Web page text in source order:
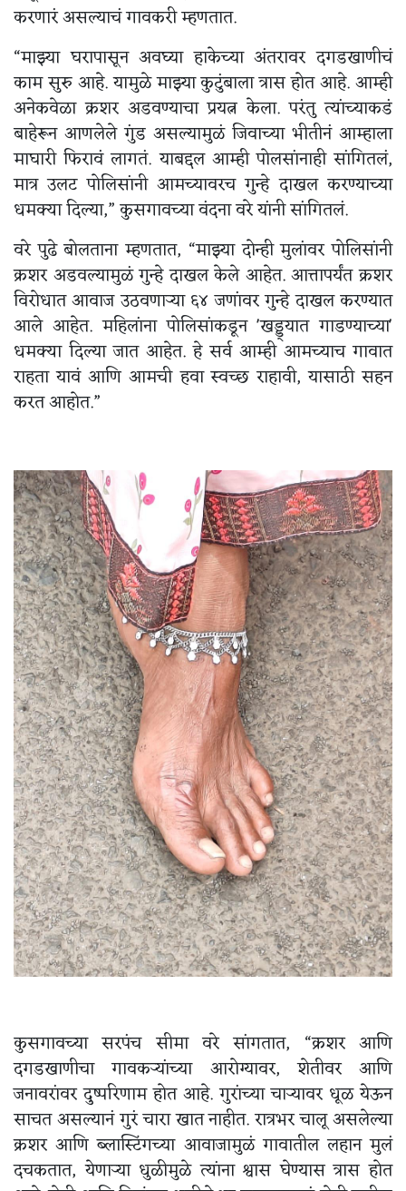
करणारं असल्याचं गावकरी म्हणतात.
“माझ्या घरापासून अवघ्या हाकेच्या अंतरावर दगडखाणीचं
काम सुरु आहे. यामुळे माझ्या कुटुंबाला त्रास होत आहे. आम्ही
अनेकवेळा क्रशर अडवण्याचा प्रयत्न केला. परंतु त्यांच्याकडं
बाहेरून आणलेले गुंड असल्यामुळं जिवाच्या भीतीनं आम्हाला
माघारी फिरावं लागतं. याबद्दल आम्ही पोलसांनाही सांगितलं,
मात्र उलट पोलिसांनी आमच्यावरच गुन्हे दाखल करण्याच्या
धमक्या दिल्या,” कुसगावच्या वंदना वरे यांनी सांगितलं.
वरे पुढे बोलताना म्हणतात, “माझ्या दोन्ही मुलांवर पोलिसांनी
क्रशर अडवल्यामुळं गुन्हे दाखल केले आहेत. आत्तापर्यंत क्रशर
विरोधात आवाज उठवणाऱ्या ६४ जणांवर गुन्हे दाखल करण्यात
आले आहेत. महिलांना पोलिसांकडून 'खड्ड्यात गाडण्याच्या'
धमक्या दिल्या जात आहेत. हे सर्व आम्ही आमच्याच गावात
राहता यावं आणि आमची हवा स्वच्छ राहावी, यासाठी सहन
करत आहोत.”
कुसगावच्या सरपंच सीमा वरे सांगतात, “क्रशर आणि
दगडखाणीचा गावकऱ्यांच्या आरोग्यावर, शेतीवर आणि
जनावरांवर दुष्परिणाम होत आहे. गुरांच्या चाऱ्यावर धूळ येऊन
साचत असल्यानं गुरं चारा खात नाहीत. रात्रभर चालू असलेल्या
क्रशर आणि ब्लास्टिंगच्या आवाजामुळं गावातील लहान मुलं
दचकतात, येणाऱ्या धुळीमुळे त्यांना श्वास घेण्यास त्रास होत